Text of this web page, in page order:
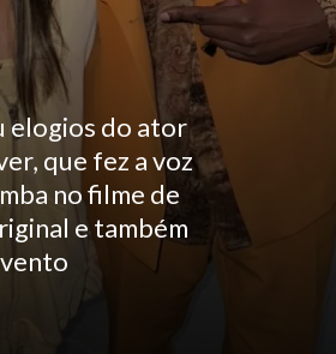
elogios do ator
que fez a voz
no filme de
e também